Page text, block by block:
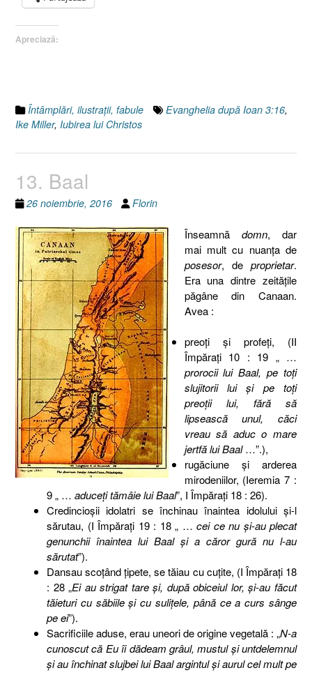
16”
Apreciază:
Întâmplări, ilustraţii, fabule Evanghelia după Ioan 3:16,
Ike Miller, Iubirea lui Christos
13. Baal
26 noiembrie, 2016 Florin
Înseamnă domn, dar
mai mult cu nuanţa de
posesor, de proprietar.
Era una dintre zeităţile
păgâne din Canaan.
Avea :
preoţi şi profeţi, (II
Împăraţi 10 : 19 „ …
prorocii lui Baal, pe toţi
slujitorii lui şi pe toţi
preoţii lui, fără să
lipsească unul, căci
vreau să aduc o mare
jertfă lui Baal…”.),
rugăciune şi arderea
mirodeniilor, (Ieremia 7 :
9 „ … aduceţi tămâie lui Baal”, I Împăraţi 18 : 26).
Credincioşii idolatri se închinau înaintea idolului şi-l
sărutau, (I Împăraţi 19 : 18 „ … cei ce nu şi-au plecat
genunchii înaintea lui Baal şi a căror gură nu l-au
sărutat”).
Dansau scoţând ţipete, se tăiau cu cuţite, (I Împăraţi 18
: 28 „Ei au strigat tare şi, după obiceiul lor, şi-au făcut
tăieturi cu săbiile şi cu suliţele, până ce a curs sânge
pe ei”).
Sacrificiile aduse, erau uneori de origine vegetală : „N-a
cunoscut că Eu îi dădeam grâul, mustul şi untdelemnul
şi au închinat slujbei lui Baal argintul şi aurul cel mult pe